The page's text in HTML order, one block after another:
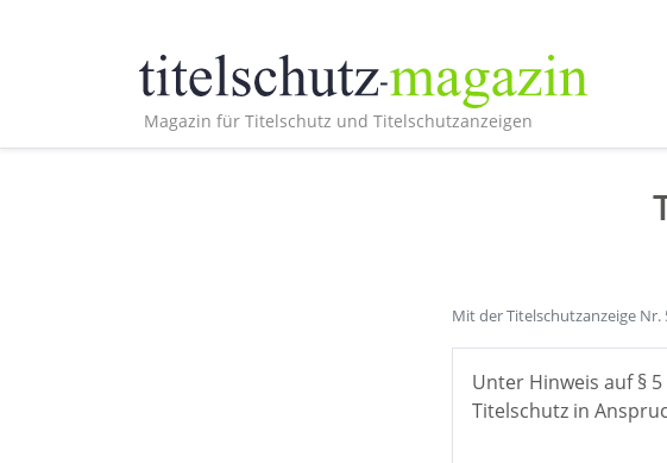
Magazin für Titelschutz und Titelschutzanzeigen
Mit der Titelschutzanzeige
Unter Hinweis auf §
Titelschutz in